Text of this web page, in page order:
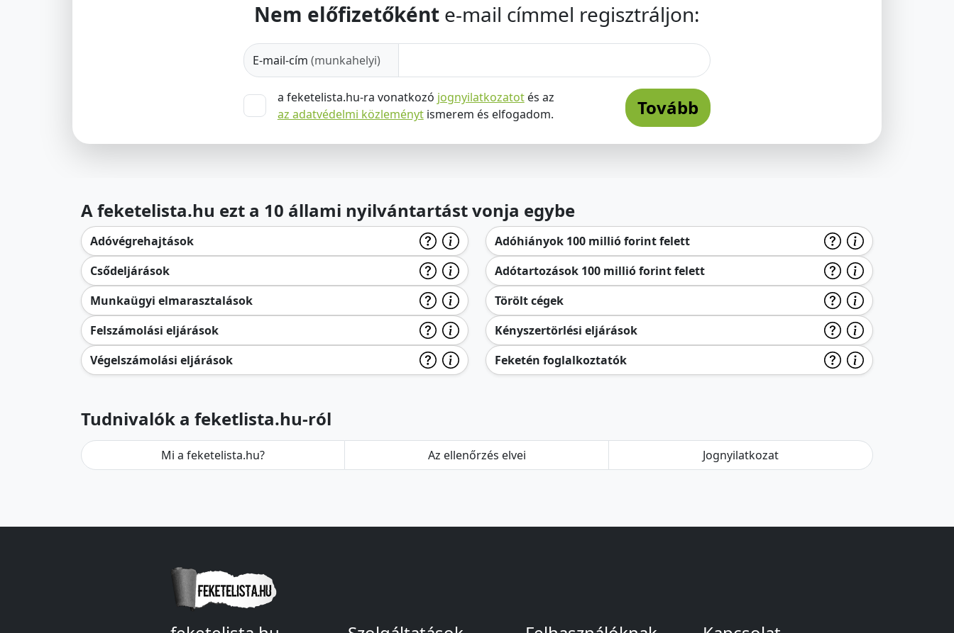
Nem előfizetőként e-mail címmel regisztráljon:
E-mail-cím (munkahelyi)
a feketelista.hu-ra vonatkozó jognyilatkozatotés az
az adatvédelmi közleménytismerem és elfogadom. Tovább
A feketelista.hu ezt a 10 állami nyilvántartást vonja egybe
Adóvégrehajtások
Csődeljárások
Munkaügyi elmarasztalások
Felszámolási eljárások
Végelszámolási eljárások
Adóhiányok 100 millió forint felett
Adótartozások 100 millió forint felett
Törölt cégek
Kényszertörlési eljárások
Feketén foglalkoztatók
Tudnivalók a feketlista.hu-ról
Mi a feketelista.hu? Az ellenőrzés elvei Jognyilatkozat